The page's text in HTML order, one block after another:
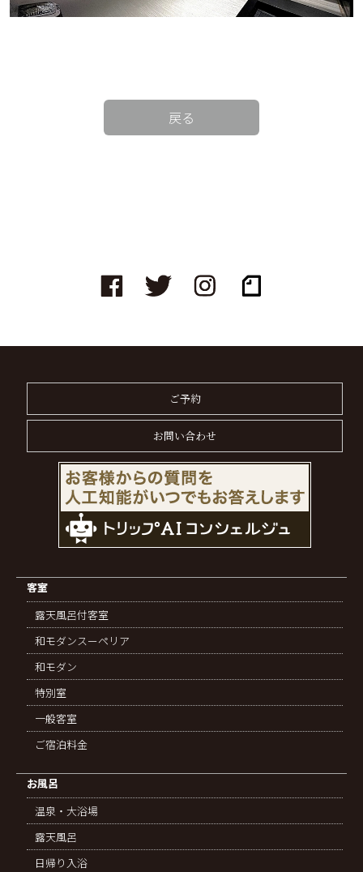
戻る
ご予約
お問い合わせ
客室
露天風呂付客室
和モダンスーペリア
和モダン
特別室
一般客室
ご宿泊料金
お風呂
温泉・大浴場
露天風呂
日帰り入浴